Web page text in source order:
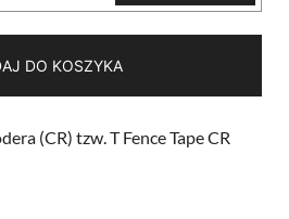
Enkodera
Tape
1604
1624
1638
DO KOSZYKA
(CR) tzw. T Fence Tape CR